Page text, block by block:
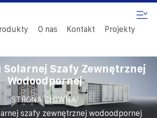
O nas Kontakt
Projekty
Szafy Zewnętrznej
Wodoodpornej
STRONA GŁÓWNA/
szafy zewnętrznej wodoodpornej